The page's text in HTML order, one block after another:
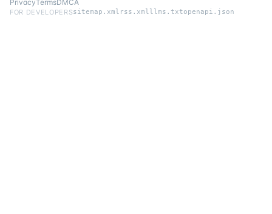
PrivacyTermsDMCA
FOR DEVELOPERSsitemap.xml rss.xml llms.txtopenapi.json